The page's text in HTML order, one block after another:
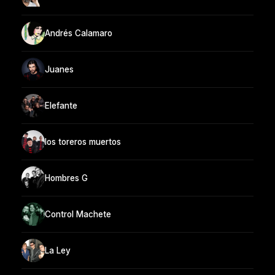
Andrés Calamaro
Juanes
Elefante
los toreros muertos
Hombres G
Control Machete
La Ley